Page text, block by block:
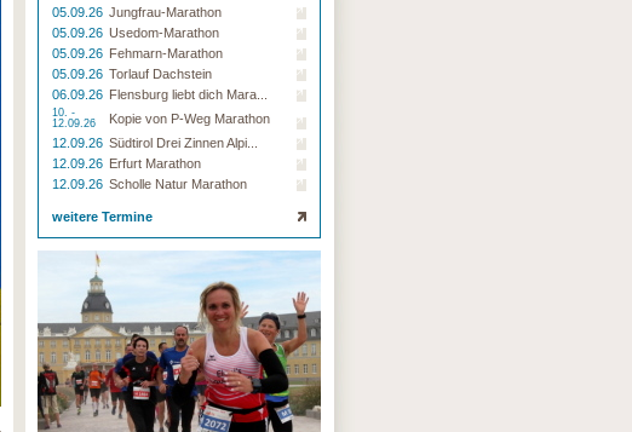
05.09.26 Jungfrau-Marathon
05.09.26 Usedom-Marathon
05.09.26 Fehmarn-Marathon
05.09.26 Torlauf Dachstein
06.09.26 Flensburg liebt dich Mara...
10. -
12.09.26
Kopie von P-Weg Marathon
12.09.26 Südtirol Drei Zinnen Alpi...
12.09.26 Erfurt Marathon
12.09.26 Scholle Natur Marathon
weitere Termine